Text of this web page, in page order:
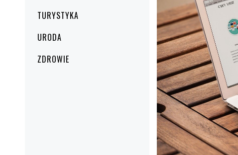
TURYSTYKA
URODA
ZDROWIE